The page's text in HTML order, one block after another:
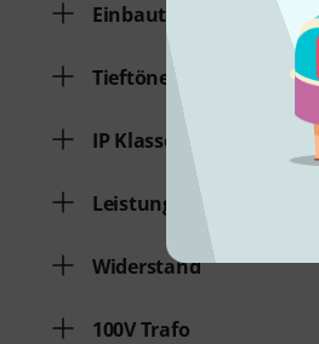
Einbautiefe in mm
Tieftöner in Zoll
IP Klasse
Leistung Niederohm
Widerstand
100V Trafo